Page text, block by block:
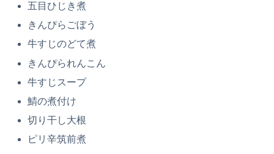
五目ひじき煮
きんぴらごぼう
牛すじのどて煮
きんぴられんこん
牛すじスープ
鯖の煮付け
切り干し大根
ピリ辛筑前煮